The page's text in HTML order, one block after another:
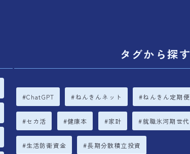
タグから探す
ChatGPT ねんきんネット ねんきん定期便
セカ活 健康本 家計 就職氷河期世代
生活防衛資金 長期分散積立投資